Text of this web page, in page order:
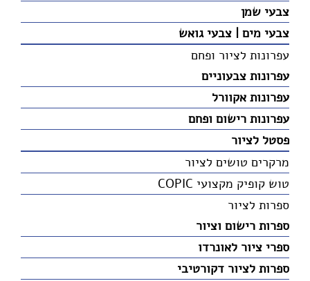
צבעי שמן
צבעי מים | צבעי גואש
עפרונות לציור ופחם
עפרונות צבעוניים
עפרונות אקוורל
עפרונות רישום ופחם
פסטל לציור
מרקרים טושים לציור
טוש קופיק מקצועי COPIC
ספרות לציור
ספרות רישום וציור
ספרי ציור לאונרדו
ספרות לציור דקורטיבי